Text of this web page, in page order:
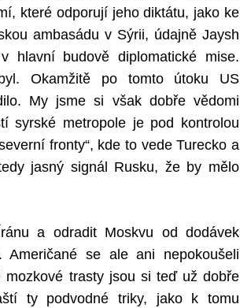
které odporují jeho diktátu, jako ke
ambasádu v Sýrii, údajně Jaysh
hlavní budově diplomatické mise.
Okamžitě po tomto útoku US
My jsme si však dobře vědomi
syrské metropole je pod kontrolou
fronty“, kde to vede Turecko a
jasný signál Rusku, že by mělo
a odradit Moskvu od dodávek
Američané se ale ani nepokoušeli
mozkové trasty jsou si teď už dobře
ty podvodné triky, jako k tomu